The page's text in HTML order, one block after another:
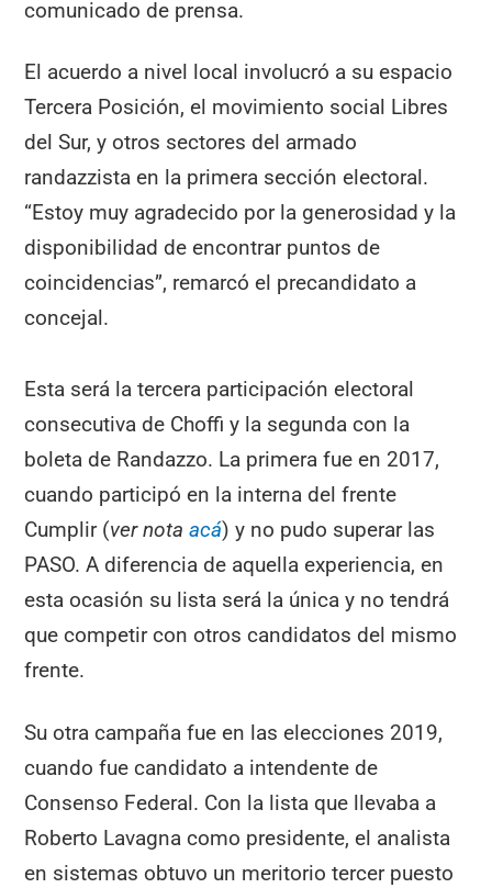
comunicado de prensa.
El acuerdo a nivel local involucró a su espacio
Tercera Posición, el movimiento social Libres
del Sur, y otros sectores del armado
randazzista en la primera sección electoral.
“Estoy muy agradecido por la generosidad y la
disponibilidad de encontrar puntos de
coincidencias”, remarcó el precandidato a
concejal.
Esta será la tercera participación electoral
consecutiva de Choffi y la segunda con la
boleta de Randazzo. La primera fue en 2017,
cuando participó en la interna del frente
Cumplir (ver notaacá) y no pudo superar las
PASO. A diferencia de aquella experiencia, en
esta ocasión su lista será la única y no tendrá
que competir con otros candidatos del mismo
frente.
Su otra campaña fue en las elecciones 2019,
cuando fue candidato a intendente de
Consenso Federal. Con la lista que llevaba a
Roberto Lavagna como presidente, el analista
en sistemas obtuvo un meritorio tercer puesto